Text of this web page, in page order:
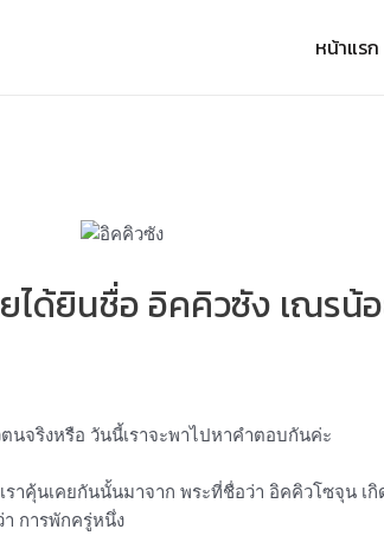
หน้าแรก
ได้ยินชื่อ อิคคิวซัง เณร
นจริงหรือ วันนี้เราจะพาไปหาคำตอบกันค่ะ
าคุ้นเคยกันนั้นมาจาก พระที่ชื่อว่า อิคคิวโซจุน เ
การพักครู่หนึ่ง